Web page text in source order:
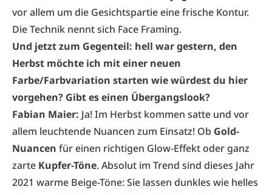
vor allem um die Gesichtspartie eine frische Kontur.
Die Technik nennt sich Face Framing.
Und jetzt zum Gegenteil: hell war gestern, den
Herbst möchte ich mit einer neuen
Farbe/Farbvariation starten wie würdest du hier
vorgehen? Gibt es einen Übergangslook?
Fabian Maier: Ja! Im Herbst kommen satte und vor
allem leuchtende Nuancen zum Einsatz! Ob Gold-
Nuancen für einen richtigen Glow-Effekt oder ganz
zarte Kupfer-Töne. Absolut im Trend sind dieses Jahr
2021 warme Beige-Töne: Sie lassen dunkles wie helles